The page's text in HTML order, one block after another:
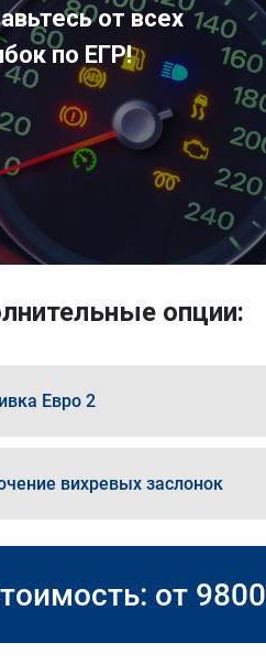
от всех
по ЕГР!
опции:
Евро 2
вихревых заслонок
от 9800